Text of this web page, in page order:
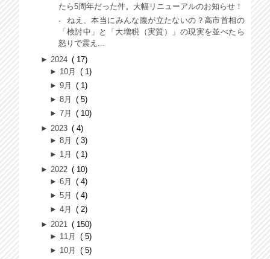
たら5周年だった件。大幅リニューアルのお知らせ！
ねえ、本当にみんな腹が立たないの？高市首相の
「検討中」と「大増税（実質）」の現実を並べたら
怒りで震え...
►2024
17
► 10月
1
►9月
1
►8月
5
►7月
10
►2023
4
►8月
3
► 1月
1
►2022
10
►6月
4
►5月
4
►4月
2
►2021
150
► 11月
5
► 10月
5